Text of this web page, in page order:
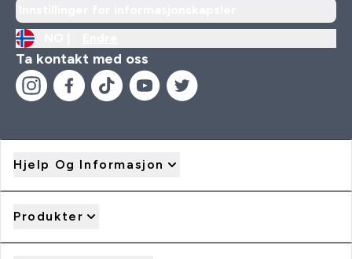
Ta kontakt med oss
Hjelp Og Informasjon
Produkter